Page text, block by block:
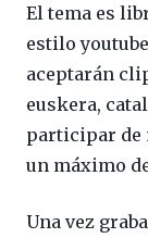
El tema es
estilo
aceptarán
euskera,
participar de
un máximo
Una vez